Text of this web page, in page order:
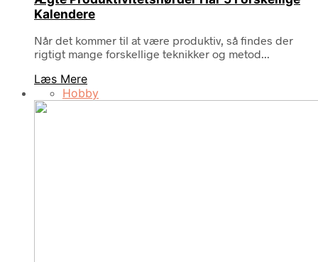
Kalendere
Når det kommer til at være produktiv, så findes der
rigtigt mange forskellige teknikker og metod...
Læs Mere
Hobby